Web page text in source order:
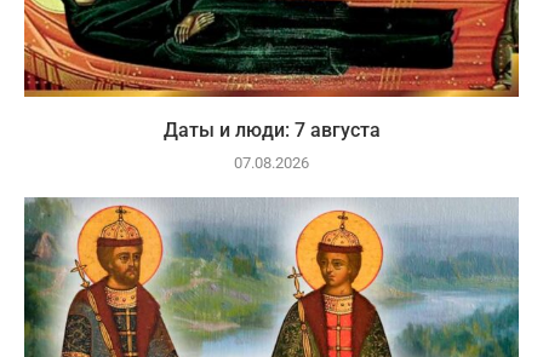
Даты и люди: 7 августа
07.08.2026